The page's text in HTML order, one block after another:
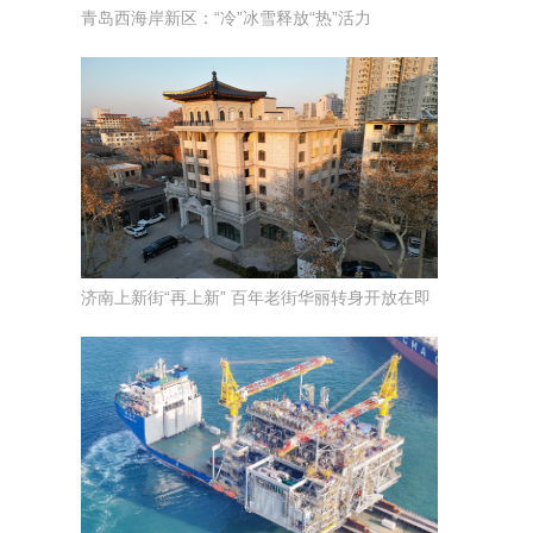
青岛西海岸新区：“冷”冰雪释放“热”活力
济南上新街“再上新” 百年老街华丽转身开放在即